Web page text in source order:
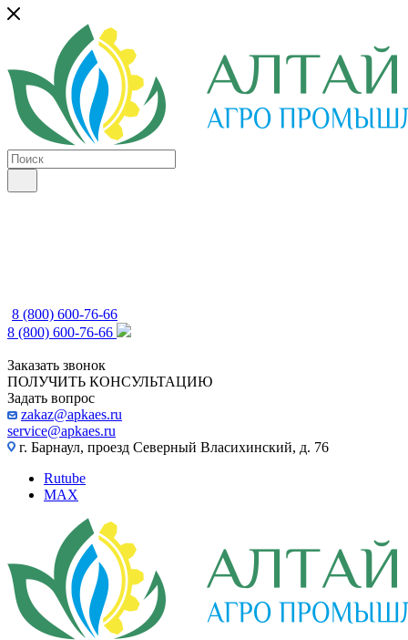
8 (800) 600-76-66
8 (800) 600-76-66
Заказать звонок
ПОЛУЧИТЬ КОНСУЛЬТАЦИЮ
Задать вопрос
zakaz@apkaes.ru
service@apkaes.ru
г. Барнаул, проезд Северный Власихинский, д. 76
Rutube
MAX